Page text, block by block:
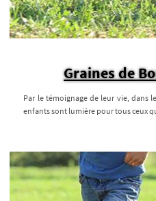
Graines de
Par le témoignage de leur vie, dans
enfants sont lumière pour tous ceux